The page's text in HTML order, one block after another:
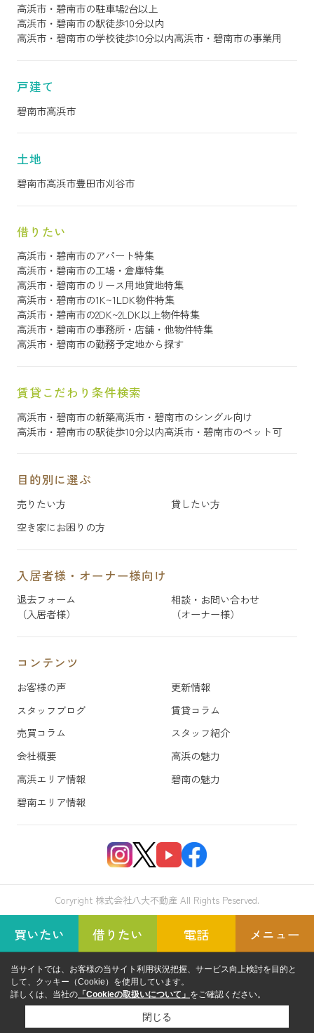
高浜市・碧南市の駐車場2台以上
高浜市・碧南市の駅徒歩10分以内
高浜市・碧南市の学校徒歩10分以内高浜市・碧南市の事業用
戸建て
碧南市高浜市
土地
碧南市高浜市豊田市刈谷市
借りたい
高浜市・碧南市のアパート特集
高浜市・碧南市の工場・倉庫特集
高浜市・碧南市のリース用地貸地特集
高浜市・碧南市の1K~1LDK物件特集
高浜市・碧南市の2DK~2LDK以上物件特集
高浜市・碧南市の事務所・店舗・他物件特集
高浜市・碧南市の勤務予定地から探す
賃貸こだわり条件検索
高浜市・碧南市の新築高浜市・碧南市のシングル向け
高浜市・碧南市の駅徒歩10分以内高浜市・碧南市のペット可
目的別に選ぶ
売りたい方
貸したい方
空き家にお困りの方
入居者様・オーナー様向け
退去フォーム
（入居者様）
相談・お問い合わせ
（オーナー様）
コンテンツ
お客様の声
更新情報
スタッフブログ
賃貸コラム
売買コラム
スタッフ紹介
会社概要
高浜の魅力
高浜エリア情報
碧南の魅力
碧南エリア情報
Coryright 株式会社八大不動産 All Rights Peserved.
買いたい 借りたい 電話 メニュー
当サイトでは、お客様の当サイト利用状況把握、サービス向上検討を目的と
して、クッキー（Cookie）を使用しています。
詳しくは、当社の 「Cookieの取扱いについて」 をご確認ください。
閉じる